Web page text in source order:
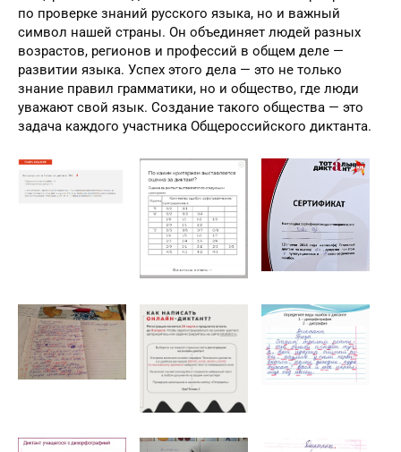
по проверке знаний русского языка, но и важный
символ нашей страны. Он объединяет людей разных
возрастов, регионов и профессий в общем деле —
развитии языка. Успех этого дела — это не только
знание правил грамматики, но и общество, где люди
уважают свой язык. Создание такого общества — это
задача каждого участника Общероссийского диктанта.